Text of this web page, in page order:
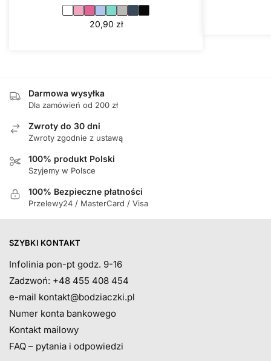
20,90 zł
Darmowa wysyłka
Dla zamówień od 200 zł
Zwroty do 30 dni
Zwroty zgodnie z ustawą
100% produkt Polski
Szyjemy w Polsce
100% Bezpieczne płatności
Przelewy24 / MasterCard / Visa
SZYBKI KONTAKT
Infolinia pon-pt godz. 9-16
Zadzwoń: +48 455 408 454
e-mail kontakt@bodziaczki.pl
Numer konta bankowego
Kontakt mailowy
FAQ – pytania i odpowiedzi